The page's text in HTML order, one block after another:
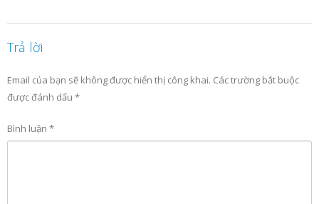
Trả lời
Email của bạn sẽ không được hiển thị công khai. Các trường bắt buộc
được đánh dấu *
Bình luận *